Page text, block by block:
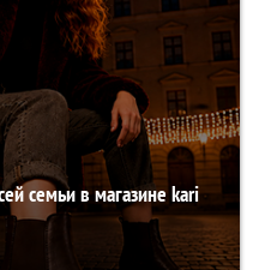
семьи в магазине kari